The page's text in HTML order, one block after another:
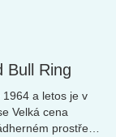
Bull Ring
a letos je v
Velká cena
prostředí